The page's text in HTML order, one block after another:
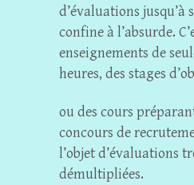
d’évaluations
confine à l’absurde.
enseignements de
heures, des stages
ou des cours
concours de
l’objet d’évaluations
démultipliées.